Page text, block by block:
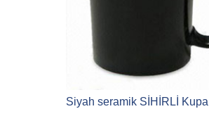
Siyah seramik SİHİRLİ Kupa